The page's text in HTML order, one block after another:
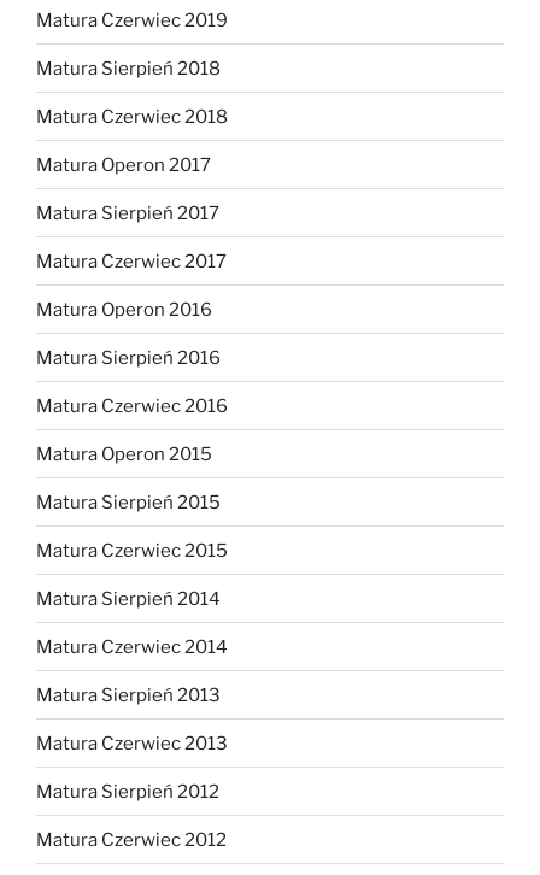
Matura Czerwiec 2019
Matura Sierpień 2018
Matura Czerwiec 2018
Matura Operon 2017
Matura Sierpień 2017
Matura Czerwiec 2017
Matura Operon 2016
Matura Sierpień 2016
Matura Czerwiec 2016
Matura Operon 2015
Matura Sierpień 2015
Matura Czerwiec 2015
Matura Sierpień 2014
Matura Czerwiec 2014
Matura Sierpień 2013
Matura Czerwiec 2013
Matura Sierpień 2012
Matura Czerwiec 2012